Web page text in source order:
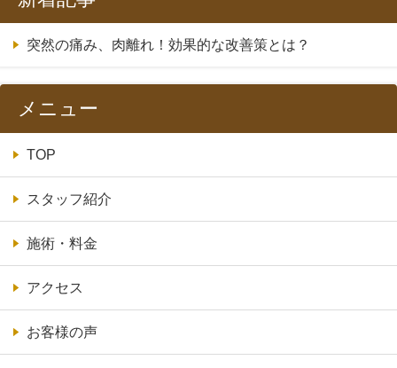
突然の痛み、肉離れ！効果的な改善策とは？
メニュー
TOP
スタッフ紹介
施術・料金
アクセス
お客様の声